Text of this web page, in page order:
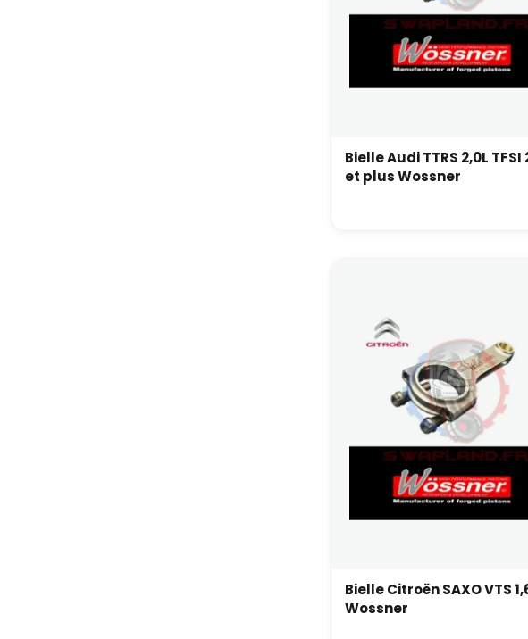
Bielle Audi TTRS 2,0L TFSI
et plus Wossner
Bielle Citroën SAXO VTS
Wossner